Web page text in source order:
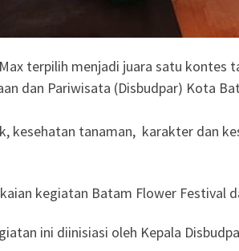
terpilih menjadi juara satu kontes
dan Pariwisata (Disbudpar) Kota
kesehatan tanaman, karakter dan
kegiatan Batam Flower Festival
ini diinisiasi oleh Kepala